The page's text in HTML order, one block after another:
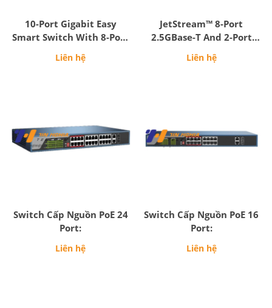
10-Port Gigabit Easy
Smart Switch With 8-Port
Liên hệ
JetStream™ 8-Port
2.5GBase-T And 2-Port
Switch With 8-Port PoE+
Liên hệ
Switch Cấp Nguồn PoE 24
Port:
Liên hệ
Switch Cấp Nguồn PoE 16
Port:
Liên hệ